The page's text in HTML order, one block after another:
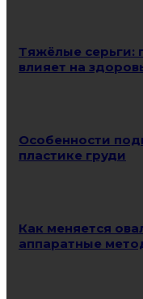
Тяжёлые серьги:
влияет на
Особенности
пластике груди
Как меняется
аппаратные